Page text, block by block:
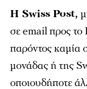
Η Swiss Post,
σε email προς το
παρόντος καμία
μονάδας ή της
οποιουδήποτε